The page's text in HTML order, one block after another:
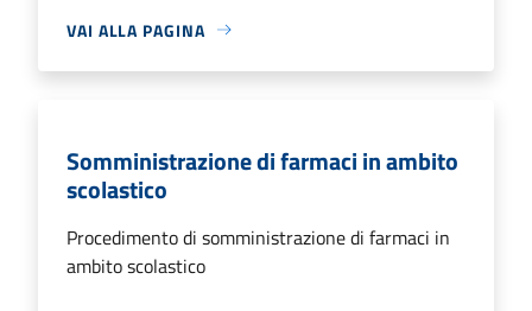
VAI ALLA PAGINA
Somministrazione di farmaci in ambito
scolastico
Procedimento di somministrazione di farmaci in
ambito scolastico